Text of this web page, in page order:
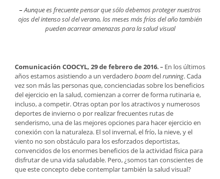
–Aunque es frecuente pensar que sólo debemos proteger nuestros
ojos del intenso sol del verano, los meses más fríos del año también
pueden acarrear amenazas para la salud visual
Comunicación COOCYL, 29 de febrero de 2016. ­– En los últimos
años estamos asistiendo a un verdadero boomdelrunning. Cada
vez son más las personas que, concienciadas sobre los beneficios
del ejercicio en la salud, comienzan a correr de forma rutinaria e,
incluso, a competir. Otras optan por los atractivos y numerosos
deportes de invierno o por realizar frecuentes rutas de
senderismo, una de las mejores opciones para hacer ejercicio en
conexión con la naturaleza. El sol invernal, el frío, la nieve, y el
viento no son obstáculo para los esforzados deportistas,
convencidos de los enormes beneficios de la actividad física para
disfrutar de una vida saludable. Pero, ¿somos tan conscientes de
que este concepto debe contemplar también la salud visual?